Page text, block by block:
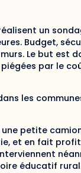
un
Budget,
Le but est
par le
les
une petite
et en fait
éducatif